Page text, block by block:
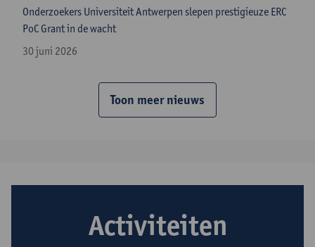
​Onderzoekers Universiteit Antwerpen slepen prestigieuze ERC
PoC Grant in de wacht
30 juni 2026
Toon meer nieuws
Activiteiten